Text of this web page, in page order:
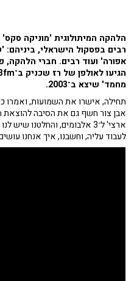
הלהקה המיתולוגית 'מוניקה
רבים בפסקול הישראלי,
אפורה' ועוד רבים. חברי הלהקה,
מחמד' שיצא ב־2003.
אבן צור חשף גם את הסיבה להוצאת
ארצי' ל־3 אלבומים, והחלטנו
לעבוד עליה, וחשבנו, איך אנחנו